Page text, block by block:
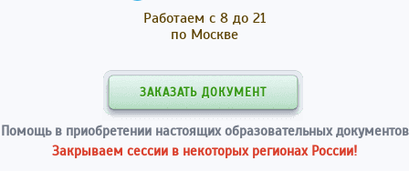
Работаем с 8 до 21
по Москве
ЗАКАЗАТЬ ДОКУМЕНТ
Помощь в приобретении настоящих образовательных документов
Закрываем сессии в некоторых регионах России!